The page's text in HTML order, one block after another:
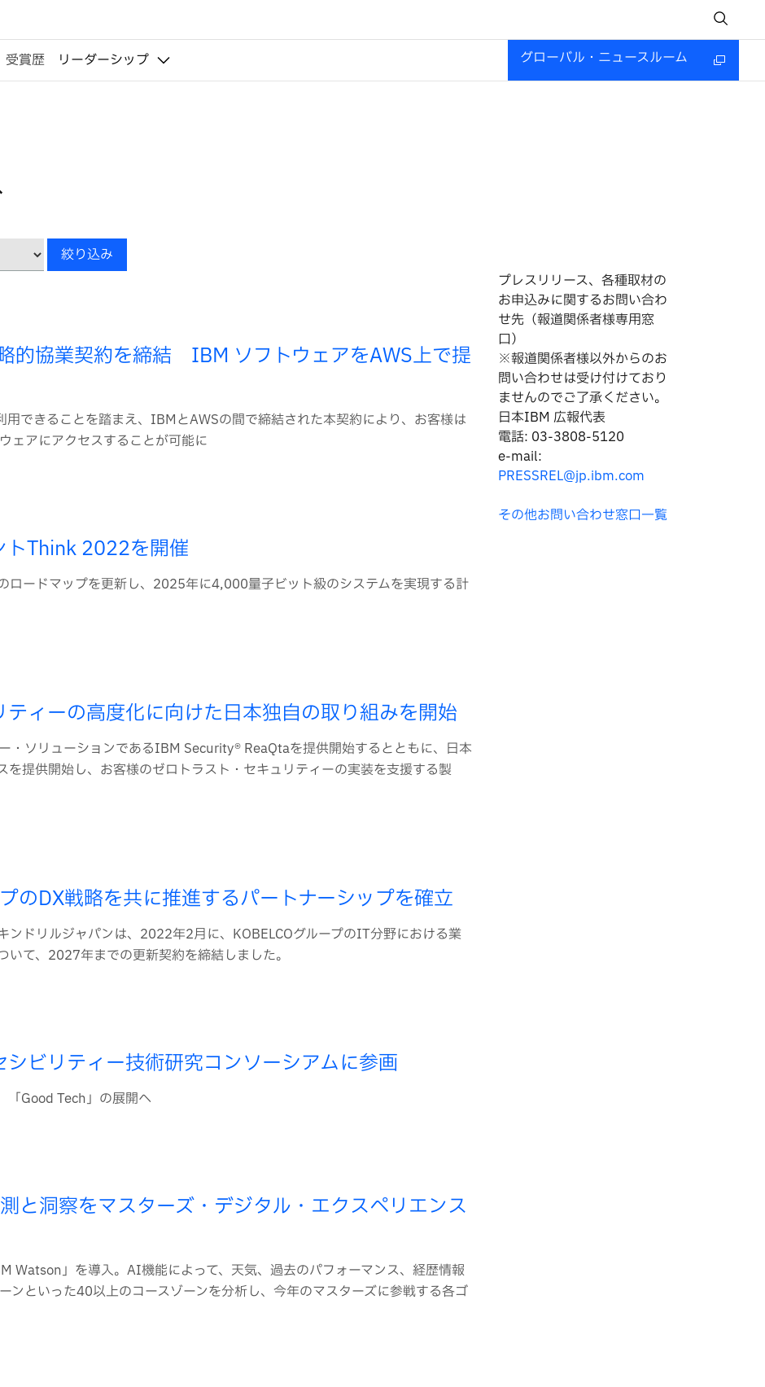
受賞歴 リーダーシップ グローバル・ニュースルーム
キ
ワ
絞り込み
的協業契約を締結 IBM ソフトウェアをAWS上で提
できることを踏まえ、IBMとAWSの間で締結された本契約により、お客様は
ェアにアクセスすることが可能に
トThink 2022を開催
ロードマップを更新し、2025年に4,000量子ビット級のシステムを実現する計
ィーの高度化に向けた日本独自の取り組みを開始
・ソリューションであるIBM Security® ReaQtaを提供開始するとともに、日本
提供開始し、お客様のゼロトラスト・セキュリティーの実装を支援する製
のDX戦略を共に推進するパートナーシップを確立
ンドリルジャパンは、2022年2月に、KOBELCOグループのIT分野における業
いて、2027年までの更新契約を締結しました。
ビリティー技術研究コンソーシアムに参画
「Good Tech」の展開へ
と洞察をマスターズ・デジタル・エクスペリエンス
」を導入。AI機能によって、天気、過去のパフォーマンス、経歴情報
ンといった40以上のコースゾーンを分析し、今年のマスターズに参戦する各ゴ
プレスリリース、各種取材の
お申込みに関するお問い合わ
せ先（報道関係者様専用窓
口）
※報道関係者様以外からのお
問い合わせは受け付けており
ませんのでご了承ください。
日本IBM 広報代表
電話: 03-3808-5120
e-mail:
PRESSREL@jp.ibm.com
その他お問い合わせ窓口一覧